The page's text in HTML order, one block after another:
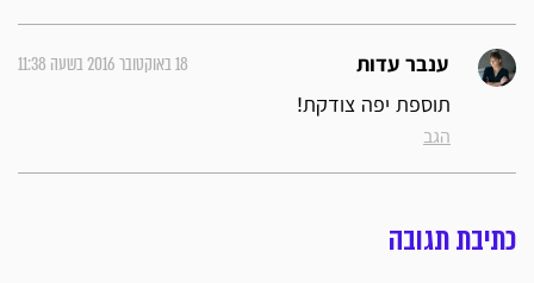
ענבר עדות 18 באוקטובר 2016 בשעה 11:38
תוספת יפה צודקת!
הגב
כתיבת תגובה